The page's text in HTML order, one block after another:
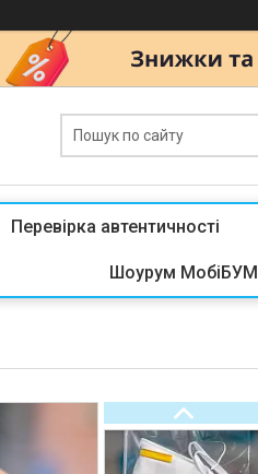
Перевірка автентичності
Шоурум МобіБУМ